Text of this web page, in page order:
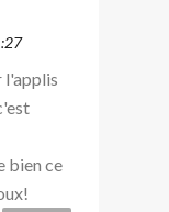
l'applis
bien ce